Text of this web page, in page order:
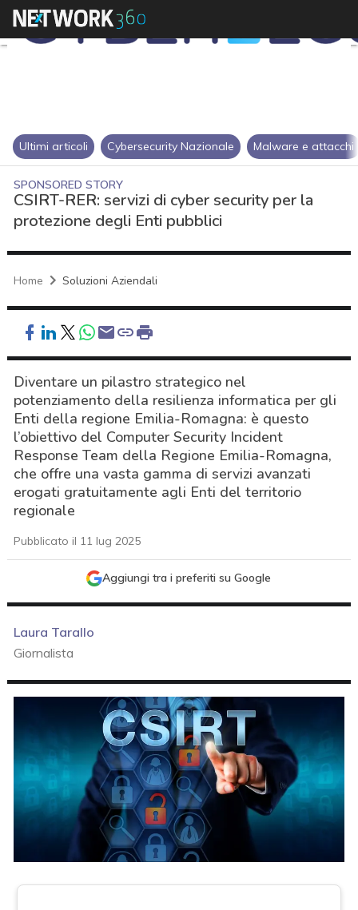
Ultimi articoli Cybersecurity Nazionale Malware e attacchi
SPONSORED STORY
CSIRT-RER: servizi di cyber security per la
protezione degli Enti pubblici
Home Soluzioni Aziendali
Diventare un pilastro strategico nel
potenziamento della resilienza informatica per gli
Enti della regione Emilia-Romagna: è questo
l’obiettivo del Computer Security Incident
Response Team della Regione Emilia-Romagna,
che offre una vasta gamma di servizi avanzati
erogati gratuitamente agli Enti del territorio
regionale
Pubblicato il 11 lug 2025
Aggiungi tra i preferiti su Google
Laura Tarallo
Giornalista